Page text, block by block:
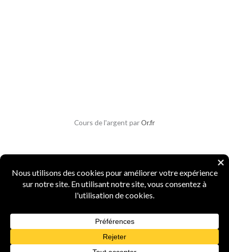
Cours de l'argent parOr.fr
Copyright © 2026 Parlons Monnaies
Mentions légales|CGV|CGU|Confidentialité|Sécurité
Numismate professionnel · 4 ans d'expertise · Marque INPIFR5156987 ·
Spécialiste monnaies anciennes et métaux
précieux
Powered by Parlons Monnaies